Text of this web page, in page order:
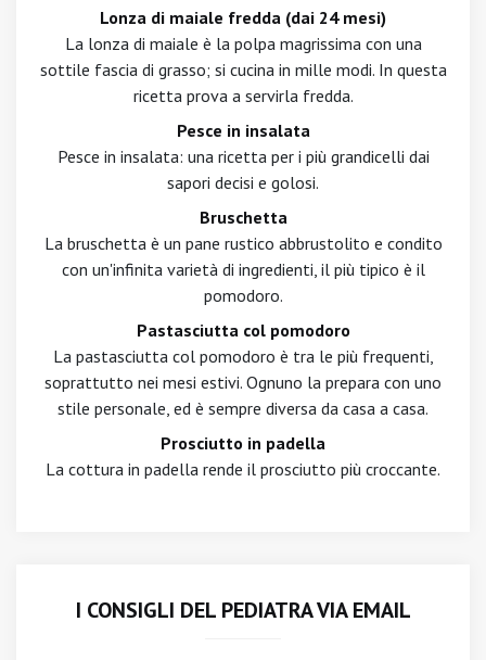
Lonza di maiale fredda (dai 24 mesi)
La lonza di maiale è la polpa magrissima con una
sottile fascia di grasso; si cucina in mille modi. In questa
ricetta prova a servirla fredda.
Pesce in insalata
Pesce in insalata: una ricetta per i più grandicelli dai
sapori decisi e golosi.
Bruschetta
La bruschetta è un pane rustico abbrustolito e condito
con un'infinita varietà di ingredienti, il più tipico è il
pomodoro.
Pastasciutta col pomodoro
La pastasciutta col pomodoro è tra le più frequenti,
soprattutto nei mesi estivi. Ognuno la prepara con uno
stile personale, ed è sempre diversa da casa a casa.
Prosciutto in padella
La cottura in padella rende il prosciutto più croccante.
I CONSIGLI DEL PEDIATRA VIA EMAIL